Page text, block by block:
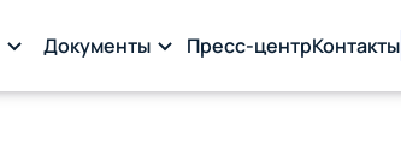
Документы Пресс‑центрКонтакты